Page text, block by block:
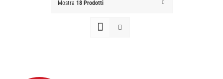
Mostra 18 Prodotti